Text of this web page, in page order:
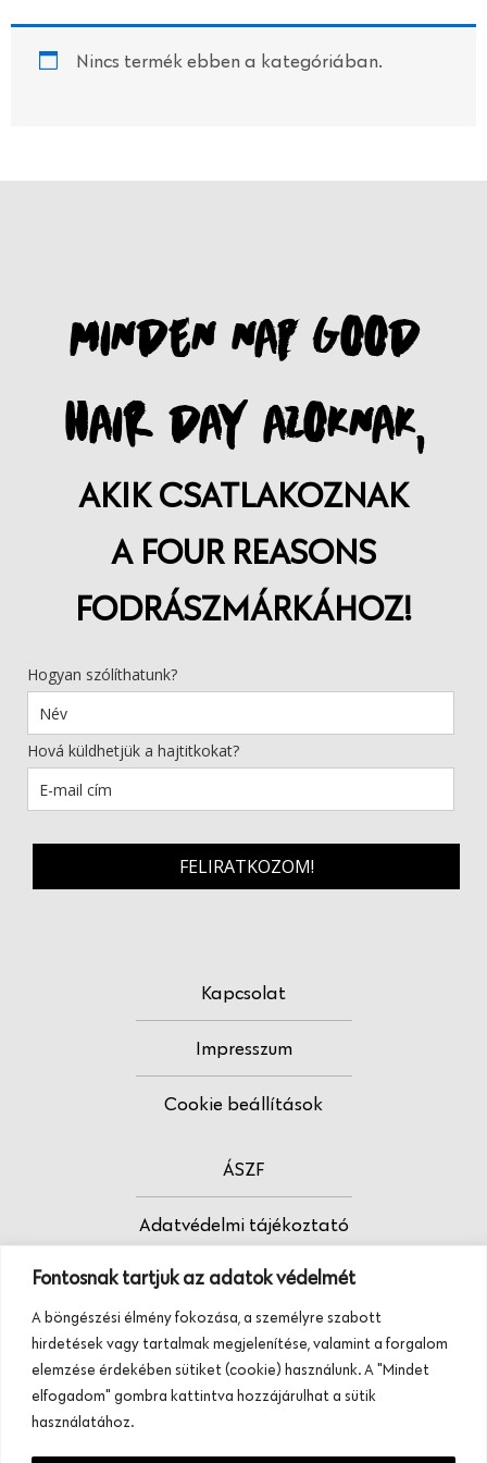
Fontosnak tartjuk az adatok védelmét
A böngészési élmény fokozása, a személyre szabott
hirdetések vagy tartalmak megjelenítése, valamint a forgalom
elemzése érdekében sütiket (cookie) használunk. A "Mindet
elfogadom" gombra kattintva hozzájárulhat a sütik
használatához.
Nincs termék ebben a kategóriában.
MINDEN NAP GOOD
HAIR DAY AZOKNAK,
AKIK CSATLAKOZNAK
A FOUR REASONS
FODRÁSZMÁRKÁHOZ!
Hogyan szólíthatunk?
Hová küldhetjük a hajtitkokat?
FELIRATKOZOM!
Kapcsolat
Impresszum
Cookie beállítások
ÁSZF
Adatvédelmi tájékoztató
Fodrász vagy?
Tudj meg többet termékeinkről, szolgáltatásainkról.
Hívj minket, vagy üzenj nekünk ezen a
telefonszámon:
+36 20 945 84 74